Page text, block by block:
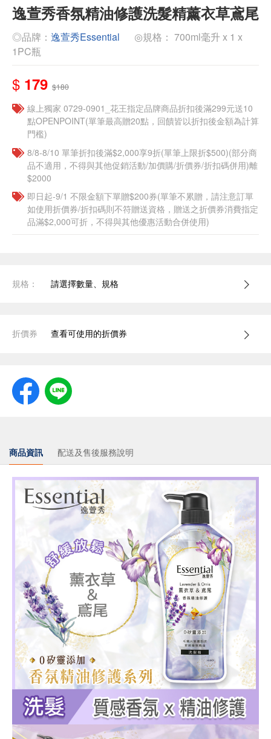
逸萱秀香氛精油修護洗髮精薰衣草鳶尾
◎品牌： 逸萱秀Essential
◎規格： 700ml毫升 x 1 x
1PC瓶
$ 179 $180
線上獨家 0729-0901_花王指定品牌商品折扣後滿299元送10
點OPENPOINT(單筆最高贈20點，回饋皆以折扣後金額為計算
門檻)
8/8-8/10 單筆折扣後滿$2,000享9折(單筆上限折$500)(部分商
品不適用，不得與其他促銷活動/加價購/折價券/折扣碼併用)離
$2000
即日起-9/1 不限金額下單贈$200券(單筆不累贈，請注意訂單
如使用折價券/折扣碼則不符贈送資格，贈送之折價券消費指定
品滿$2,000可折，不得與其他優惠活動合併使用)
規格： 請選擇數量、規格
折價券 查看可使用的折價券
商品資訊 配送及售後服務說明